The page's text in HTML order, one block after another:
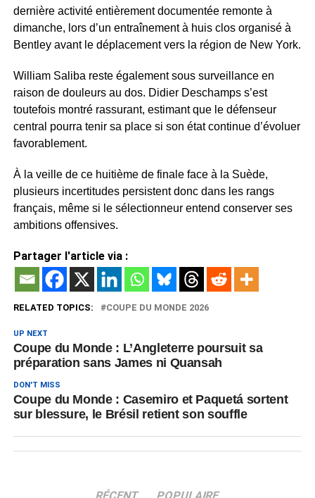
dernière activité entièrement documentée remonte à
dimanche, lors d’un entraînement à huis clos organisé à
Bentley avant le déplacement vers la région de New York.
William Saliba reste également sous surveillance en
raison de douleurs au dos. Didier Deschamps s’est
toutefois montré rassurant, estimant que le défenseur
central pourra tenir sa place si son état continue d’évoluer
favorablement.
À la veille de ce huitième de finale face à la Suède,
plusieurs incertitudes persistent donc dans les rangs
français, même si le sélectionneur entend conserver ses
ambitions offensives.
Partager l'article via :
RELATED TOPICS: COUPE DU MONDE 2026
UP NEXT
Coupe du Monde : L’Angleterre poursuit sa
préparation sans James ni Quansah
DON'T MISS
Coupe du Monde : Casemiro et Paquetá sortent
sur blessure, le Brésil retient son souffle